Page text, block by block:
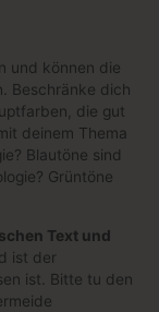
und können die
Beschränke dich
die gut
deinem Thema
Blautöne sind
Grüntöne
Text und
ist der
ist. Bitte tu den